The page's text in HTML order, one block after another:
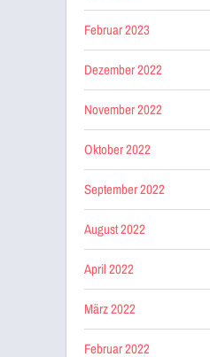
Februar 2023
Dezember 2022
November 2022
Oktober 2022
September 2022
August 2022
April 2022
März 2022
Februar 2022